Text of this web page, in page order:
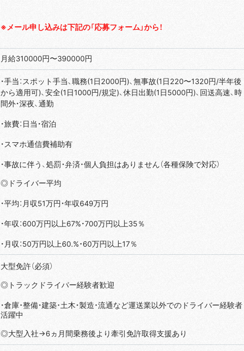
※メール申し込みは下記の「応募フォーム」から！
月給310000円〜390000円
・手当：スポット手当、職務(1日2000円)、無事故(1日220〜1320円/半年後
から適用可)、安全(1日1000円/規定)、休日出勤(1日5000円)、回送高速、時
間外・深夜、通勤
・旅費：日当・宿泊
・スマホ通信費補助有
・事故に伴う、処罰・弁済・個人負担はありません（各種保険で対応）
◎ドライバー平均
・平均：月収51万円・年収649万円
・年収：600万円以上67%・700万円以上35％
・月収：50万円以上60.%・60万円以上17％
大型免許（必須）
◎トラックドライバー経験者歓迎
・倉庫・整備・建築・土木・製造・流通など運送業以外でのドライバー経験者
活躍中
◎大型入社→6ヵ月間乗務後より牽引免許取得支援あり